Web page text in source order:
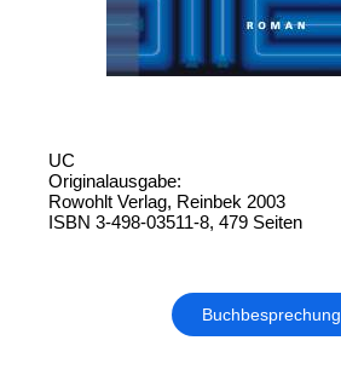
UC
Originalausgabe:
Rowohlt Verlag, Reinbek 2003
ISBN 3-498-03511-8, 479 Seiten
Buchbesprechung